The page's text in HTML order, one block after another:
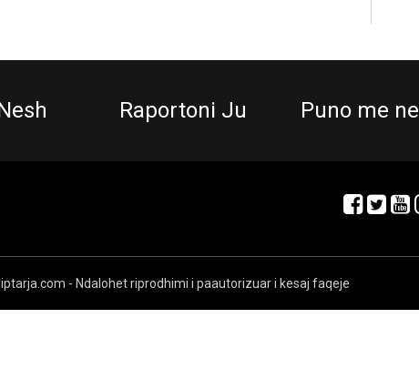
Raportoni Ju Puno me ne
- Ndalohet riprodhimi i paautorizuar i kesaj faqeje